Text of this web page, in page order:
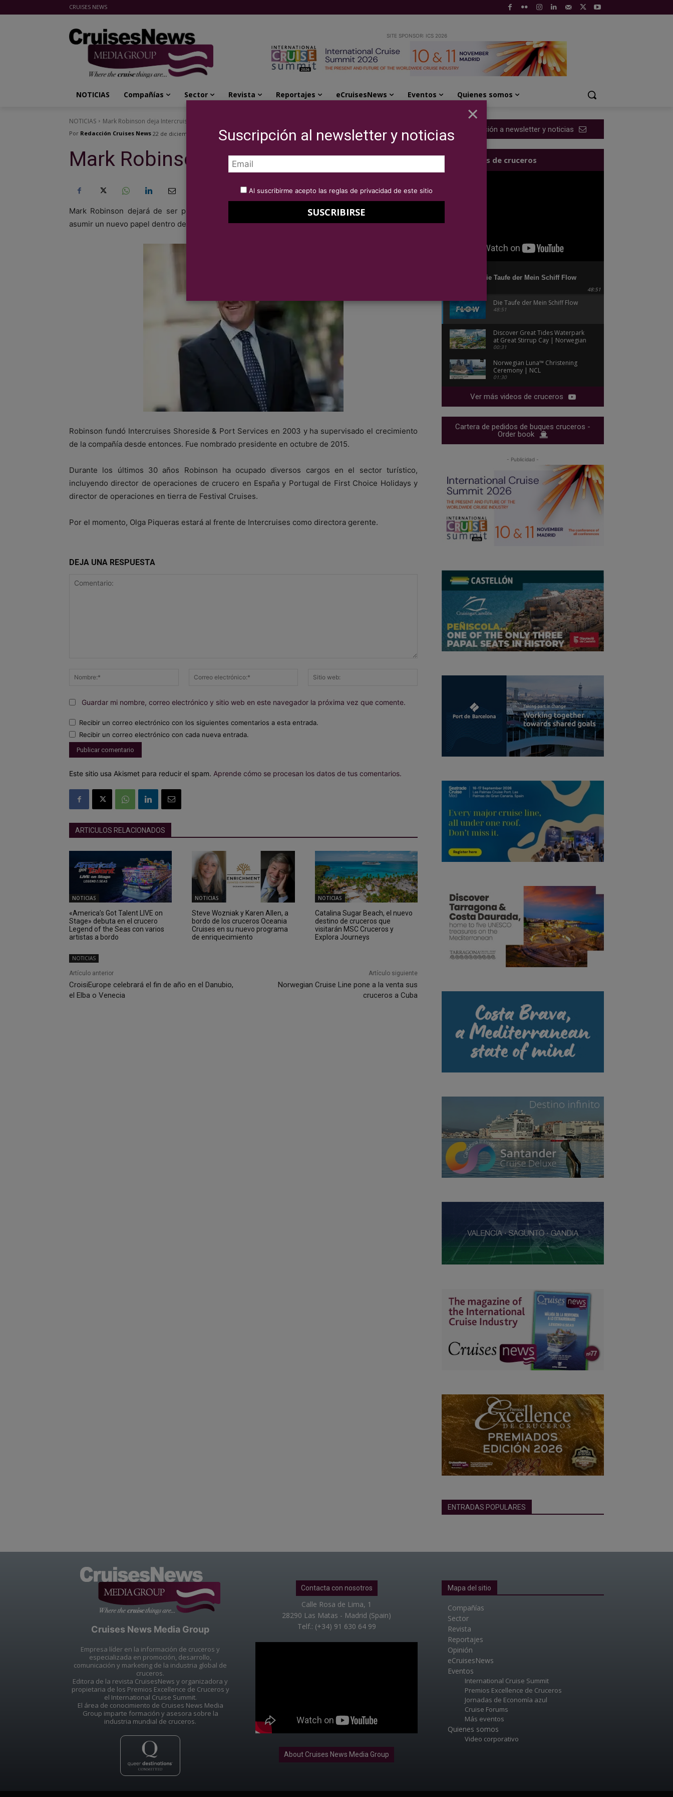
CRUISES NEWS
SITE SPONSOR: ICS 2026
NOTICIAS Compañías Sector Revista Reportajes eCruisesNews Eventos Quienes somos
NOTICIAS Mark Robinson deja Intercruises
Por Redacción Cruises News 22 de diciembre de 2016
Mark Robinson deja Intercruises
Mark Robinson dejará de ser presidente de Intercruises a partir de mediados de enero para
asumir un nuevo papel dentro del sector del ocio .
Robinson fundó Intercruises Shoreside & Port Services en 2003 y ha supervisado el crecimiento
de la compañía desde entonces. Fue nombrado presidente en octubre de 2015.
Durante los últimos 30 años Robinson ha ocupado diversos cargos en el sector turístico,
incluyendo director de operaciones de crucero en España y Portugal de First Choice Holidays y
director de operaciones en tierra de Festival Cruises.
Por el momento, Olga Piqueras estará al frente de Intercruises como directora gerente.
DEJA UNA RESPUESTA
Nombre:*
Correo
Guardar mi nombre, correo electrónico y sitio web en este navegador la próxima vez que comente.
Recibir un correo electrónico con los siguientes comentarios a esta entrada.
Recibir un correo electrónico con cada nueva entrada.
Este sitio usa Akismet para reducir el spam. Aprende cómo se procesan los datos de tus comentarios.
ARTICULOS RELACIONADOS
NOTICIAS
«America’s Got Talent LIVE on
Stage» debuta en el crucero
Legend of the Seas con varios
artistas a bordo
NOTICIAS
Steve Wozniak y Karen Allen, a
bordo de los cruceros Oceania
Cruises en su nuevo programa
de enriquecimiento
NOTICIAS
Catalina Sugar Beach, el nuevo
destino de cruceros que
visitarán MSC Cruceros y
Explora Journeys
NOTICIAS
Artículo anterior
CroisiEurope celebrará el fin de año en el Danubio,
el Elba o Venecia
Artículo siguiente
Norwegian Cruise Line pone a la venta sus
cruceros a Cuba
Suscripción a newsletter y noticias
Los videos de cruceros
Die Taufe der Mein Schiff Flow
48:51
Die Taufe der Mein Schiff Flow
48:51
Discover Great Tides Waterpark
at Great Stirrup Cay | Norwegian
Cruise Line
00:31
Norwegian Luna™ Christening
Ceremony | NCL
01:30
Ver más videos de cruceros
Cartera de pedidos de buques cruceros -
Order book
- Publicidad -
ENTRADAS POPULARES
Cruises News Media Group
Empresa líder en la información de cruceros y
especializada en promoción, desarrollo,
comunicación y marketing de la industria global de
cruceros.
Editora de la revista CruisesNews y organizadora y
propietaria de los Premios Excellence de Cruceros y
el International Cruise Summit.
El área de conocimiento de Cruises News Media
Group imparte formación y asesora sobre la
industria mundial de cruceros.
Contacta con nosotros
Calle Rosa de Lima, 1
28290 Las Matas - Madrid (Spain)
Telf.: (+34) 91 630 64 99
About Cruises News Media Group
Mapa del sitio
Compañías
Sector
Revista
Reportajes
Opinión
eCruisesNews
Eventos
International Cruise Summit
Premios Excellence de Cruceros
Jornadas de Economía azul
Cruise Forums
Más eventos
Quienes somos
Video corporativo
×
Suscripción al newsletter y noticias
Al suscribirme acepto las reglas de privacidad de este sitio